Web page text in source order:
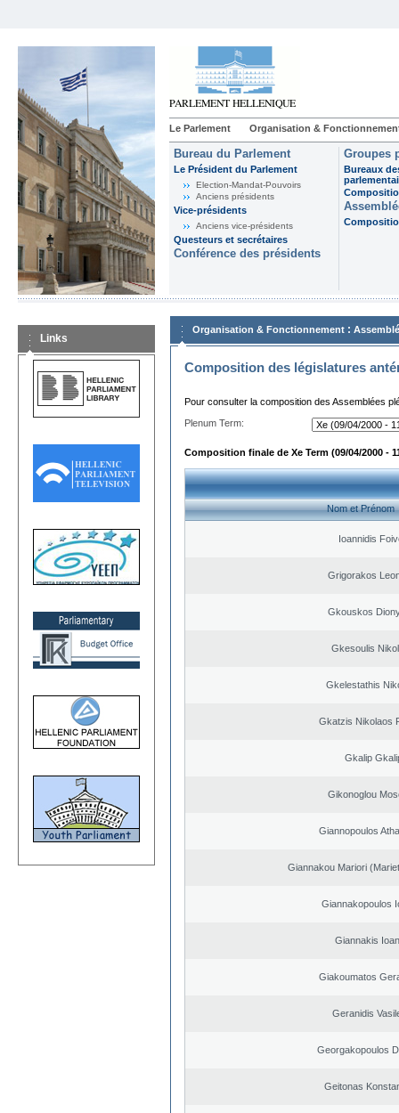
Le Parlement Organisation &
Bureau du Parlement
Le Président du Parlement
Election-Mandat-Pouvoirs
Anciens présidents
Vice-présidents
Anciens vice-présidents
Questeurs et secrétaires
Conférence des présidents
Groupes
Bureaux
Links
Organisation & Fonctionnement :
Composition des législatures
Pour consulter la composition des Assemblées
Plenum Term:
Composition finale de Xe Term (09/04/2000 -
Nom et Prénom
Ioannidis
Grigorakos
Gkouskos
Gkesoulis
Gkelestathis
Gkatzis Nikolaos
Gkalip
Gikonoglou
Giannopoulos
Giannakou Mariori
Giannakopoulos
Giannakis
Giakoumatos
Geranidis
Georgakopoulos
Geitonas